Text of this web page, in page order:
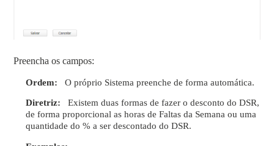
Preencha os campos:
Ordem: O próprio Sistema preenche de forma automática.
Diretriz: Existem duas formas de fazer o desconto do DSR,
de forma proporcional as horas de Faltas da Semana ou uma
quantidade do % a ser descontado do DSR.